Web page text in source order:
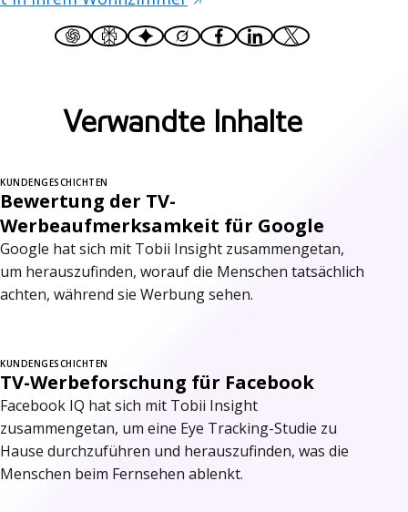
Verwandte Inhalte
KUNDENGESCHICHTEN
Bewertung der TV-
Werbeaufmerksamkeit für Google
Google hat sich mit Tobii Insight zusammengetan,
um herauszufinden, worauf die Menschen tatsächlich
achten, während sie Werbung sehen.
KUNDENGESCHICHTEN
TV-Werbeforschung für Facebook
Facebook IQ hat sich mit Tobii Insight
zusammengetan, um eine Eye Tracking-Studie zu
Hause durchzuführen und herauszufinden, was die
Menschen beim Fernsehen ablenkt.